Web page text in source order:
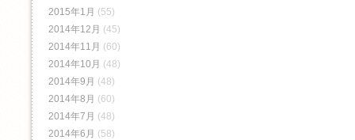
2015年1月 (55)
2014年12月 (45)
2014年11月 (60)
2014年10月 (48)
2014年9月 (48)
2014年8月 (60)
2014年7月 (48)
2014年6月 (58)